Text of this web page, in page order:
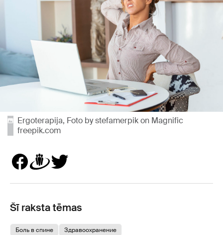
Ergoterapija, Foto by stefamerpik on Magnific
freepik.com
Šī raksta tēmas
Боль в спине Здравоохранение